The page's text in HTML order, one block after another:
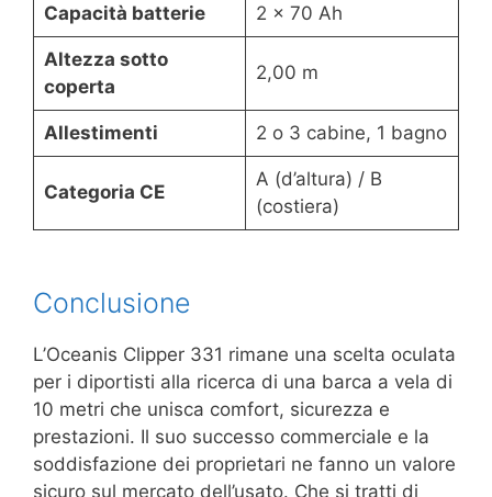
Capacità batterie 2 x 70 Ah
Altezza sotto
coperta
2,00 m
Allestimenti 2 o 3 cabine, 1 bagno
Categoria CE
A (d’altura) / B
(costiera)
Conclusione
L’Oceanis Clipper 331 rimane una scelta oculata
per i diportisti alla ricerca di una barca a vela di
10 metri che unisca comfort, sicurezza e
prestazioni. Il suo successo commerciale e la
soddisfazione dei proprietari ne fanno un valore
sicuro sul mercato dell’usato. Che si tratti di